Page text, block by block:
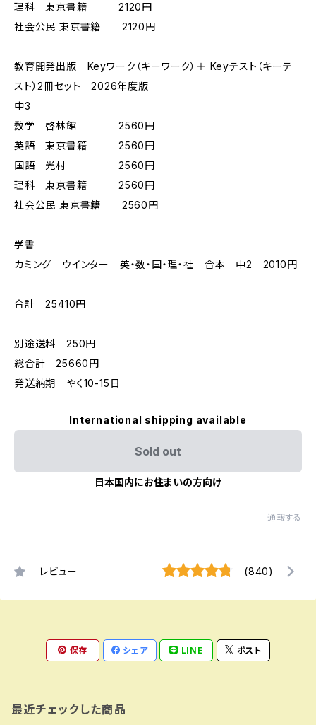
理科 東京書籍 2120円
社会公民 東京書籍 2120円
教育開発出版 Keyワーク（キーワーク）＋ Keyテスト（キーテ
スト）2冊セット 2026年度版
中3
数学 啓林館 2560円
英語 東京書籍 2560円
国語 光村 2560円
理科 東京書籍 2560円
社会公民 東京書籍 2560円
学書
カミング ウインター 英・数・国・理・社 合本 中2 2010円
合計 25410円
別途送料 250円
総合計 25660円
発送納期 やく10-15日
International shipping available
Sold out
日本国内にお住まいの方向け
通報する
レビュー (840)
保存 シェア LINE ポスト
最近チェックした商品